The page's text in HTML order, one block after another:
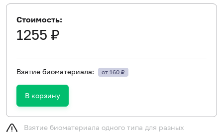
Стоимость:
1255 ₽
Взятие биоматериала: от 160 ₽
В корзину
Взятие биоматериала одного типа для разных